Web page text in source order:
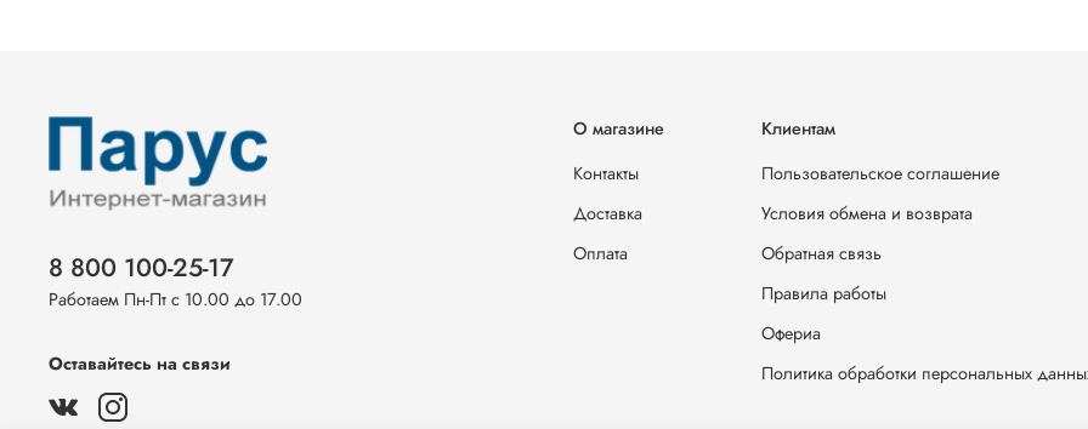
О магазине
Контакты
Доставка
Оплата
Клиентам
Пользовательское соглашение
Условия обмена и возврата
Обратная связь
Правила работы
Офериа
Политика обработки персональных
8 800 100-25-17
Работаем Пн-Пт с 10.00 до 17.00
Оставайтесь на связи